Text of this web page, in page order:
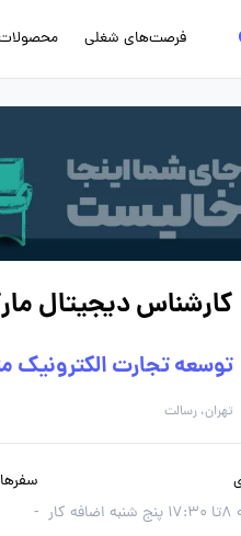
فرصت‌های شغلی
کارشناس دیجیتال
توسعه تجارت الکترونیک
تهران، رسالت
-